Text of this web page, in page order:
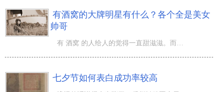
有酒窝的大牌明星有什么？各个全是美女
帅哥
七夕节如何表白成功率较高